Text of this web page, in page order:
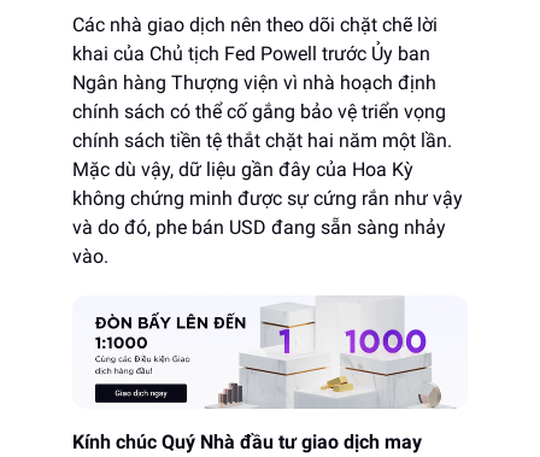
Các nhà giao dịch nên theo dõi chặt chẽ lời
khai của Chủ tịch Fed Powell trước Ủy ban
Ngân hàng Thượng viện vì nhà hoạch định
chính sách có thể cố gắng bảo vệ triển vọng
chính sách tiền tệ thắt chặt hai năm một lần.
Mặc dù vậy, dữ liệu gần đây của Hoa Kỳ
không chứng minh được sự cứng rắn như vậy
và do đó, phe bán USD đang sẵn sàng nhảy
vào.
Kính chúc Quý Nhà đầu tư giao dịch may